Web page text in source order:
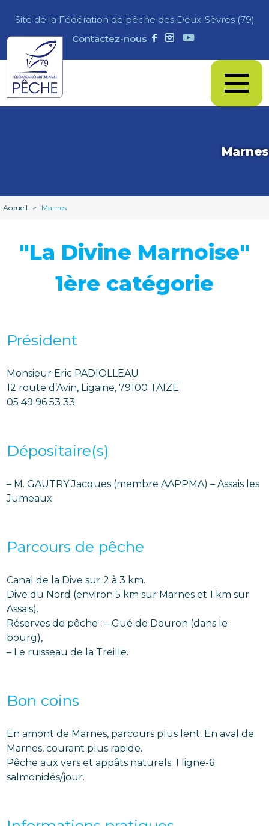
Site de la Fédération de pêche des Deux-Sèvres (79)
Contactez-nous
Marnes
Accueil > Marnes
"La Divine Marnoise"
1ère catégorie
Président
Monsieur Eric PADIOLLEAU
12 route d’Avin, Ligaine, 79100 TAIZE
05 49 96 53 33
Dépositaire(s)
– M. GAUTRY Jacques (membre AAPPMA) – Assais les
Jumeaux
Parcours de pêche
Canal de la Dive sur 2 à 3 km.
Dive du Nord (environ 5 km sur Marnes et 1 km sur
Assais).
Réserves de pêche : – Gué de Douron (dans le
bourg),
– Le ruisseau de la Treille.
Bon coins
En amont de Marnes, parcours plus lent. En aval de
Marnes, courant plus rapide.
Pêche aux vers et appâts naturels. 1 ligne-6
salmonidés/jour.